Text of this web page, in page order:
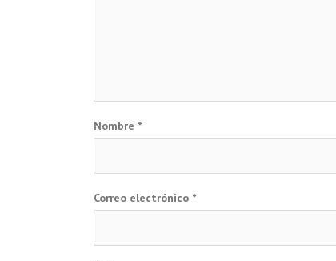
Nombre *
Correo electrónico *